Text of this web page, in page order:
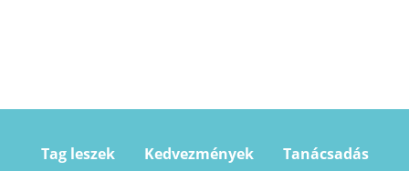
Tag leszek Kedvezmények
Tanácsadás